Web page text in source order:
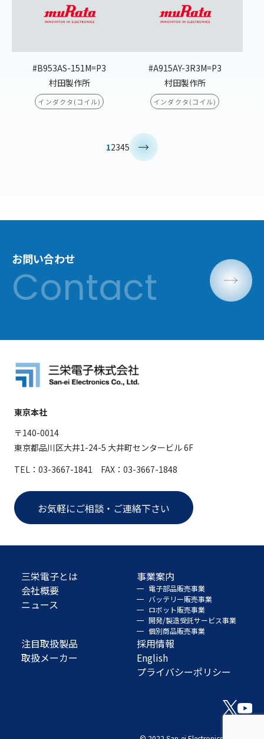
#B953AS-151M=P3
村田製作所
インダクタ(コイル)
#A915AY-3R3M=P3
村田製作所
インダクタ(コイル)
12345
お問い合わせ
東京本社
〒140-0014
東京都品川区大井1-24-5 大井町センタービル 6F
TEL：03-3667-1841 FAX：03-3667-1848
お気軽にご相談・ご連絡下さい
三栄電子とは
会社概要
ニュース
事業案内
電子部品販売事業
バッテリー販売事業
ロボット販売事業
開発/製造受託サービス事業
個別商品販売事業
注目取扱製品
取扱メーカー
採用情報
English
プライバシーポリシー